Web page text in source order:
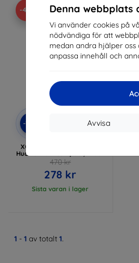
Denna webbplats
Vi använder cookies på
nödvändiga för att
medan andra hjälper
anpassa innehåll och
Avvisa
-41%
-10% EXTRA10
XQISIT - Slim Wallet Case
Huawei Y6 II Compact, Black
470 kr
278 kr
Sista varan i lager
1 - 1 av totalt 1.